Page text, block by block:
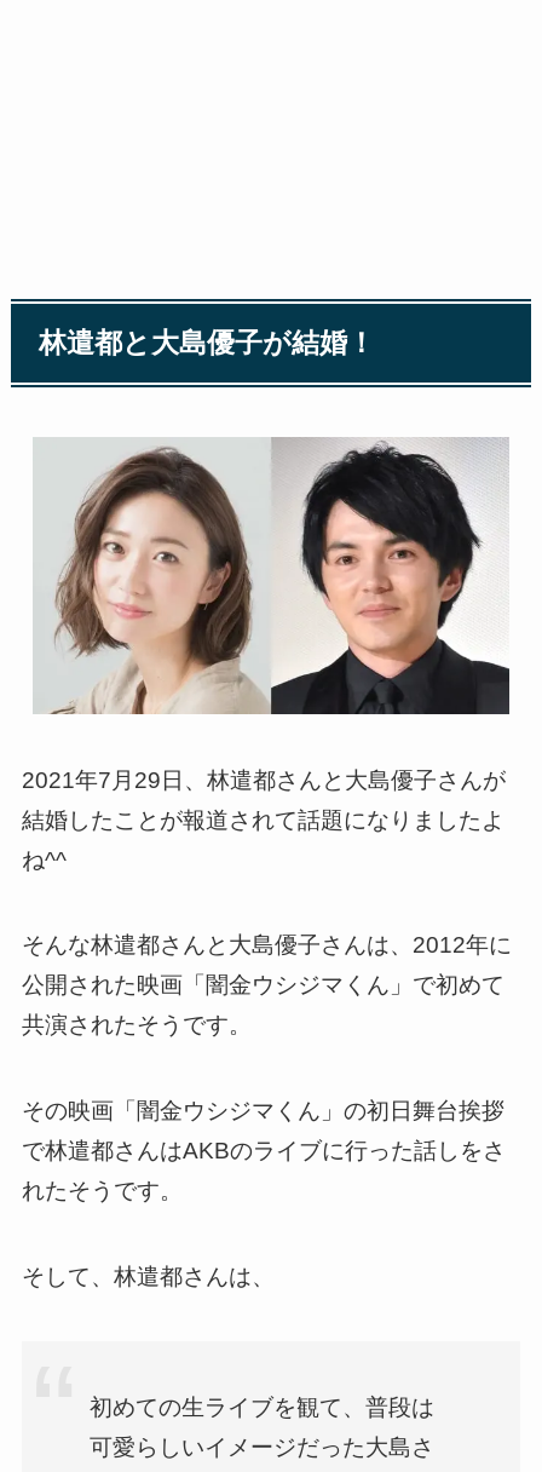
林遣都と大島優子が結婚！
2021年7月29日、林遣都さんと大島優子さんが
結婚したことが報道されて話題になりましたよ
ね^^
そんな林遣都さんと大島優子さんは、2012年に
公開された映画「闇金ウシジマくん」で初めて
共演されたそうです。
その映画「闇金ウシジマくん」の初日舞台挨拶
で林遣都さんはAKBのライブに行った話しをさ
れたそうです。
そして、林遣都さんは、
初めての生ライブを観て、普段は
可愛らしいイメージだった大島さ